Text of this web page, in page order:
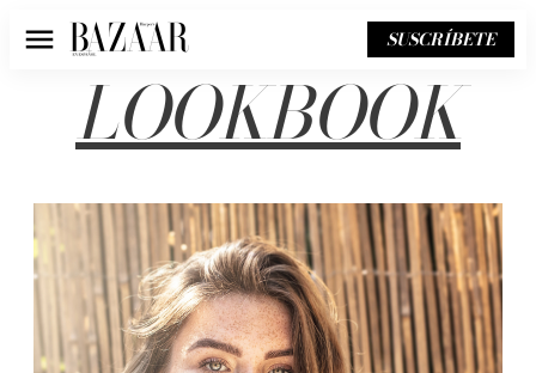
Menú SUSCRÍBETE
LOOKBOOK